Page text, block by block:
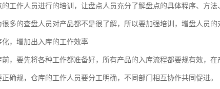
的工作人员进行的培训，让盘点人员充分了解盘点的具体程序、方
很多的查盘人员对产品都不是很了解，所以要加强培训，增盘人员
化，增加出入库的工作效率
，要先将各种工作都准备好，所有产品的入库流程都要规有效，
确规，仓库的工作人员要分工明确，不同部门相互协作共同促进。